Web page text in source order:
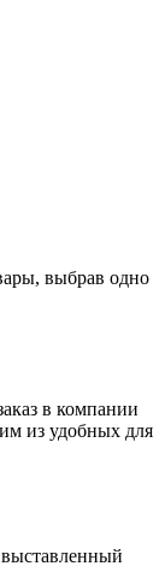
выбрав одно
в компании
из удобных для